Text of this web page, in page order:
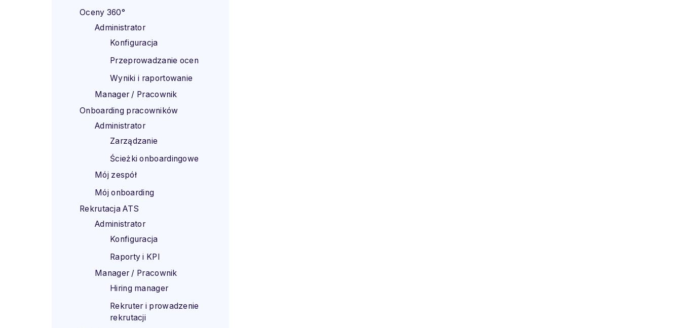
Oceny 360°
Administrator
Konfiguracja
Przeprowadzanie ocen
Wyniki i raportowanie
Manager / Pracownik
Onboarding pracowników
Administrator
Zarządzanie
Ścieżki onboardingowe
Mój zespół
Mój onboarding
Rekrutacja ATS
Administrator
Konfiguracja
Raporty i KPI
Manager / Pracownik
Hiring manager
Rekruter i prowadzenie
rekrutacji